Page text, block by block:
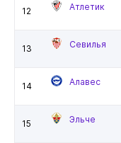
12 Атлетик
13 Севилья
14 Алавес
15 Эльче